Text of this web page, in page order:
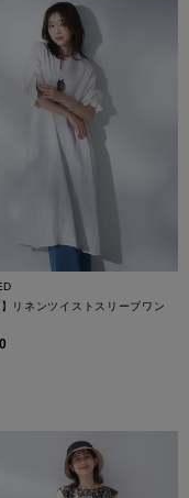
】リネンツイストスリーブワン